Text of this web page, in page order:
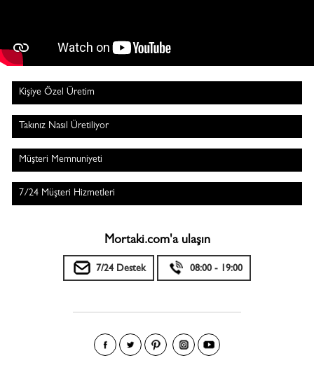
Kişiye Özel Üretim
Takınız Nasıl Üretiliyor
Müşteri Memnuniyeti
7/24 Müşteri Hizmetleri
Mortaki.com'a ulaşın
7/24 Destek 08:00 - 19:00